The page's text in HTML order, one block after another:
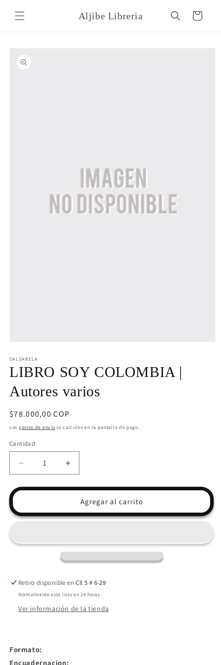
directamente
al contenido
Aljibe Libreria Carrito
a la
información
multimedia
1
en
ventana
modal
SALSARELA
LIBRO SOY COLOMBIA |
Autores varios
Precio
habitual
$78.000,00 COP
Los gastos de envío se calculan en la pantalla de pago.
Cantidad
Reducir
cantidad
para
COLOMBIA
Aumentar
cantidad
para
LIBRO
SOY
COLOMBIA
varios
Agregar al carrito
Retiro disponible enCll 5 # 6-29
Normalmente está listo en 24 horas
Ver información de la tienda
Formato:
Encuadernacion: